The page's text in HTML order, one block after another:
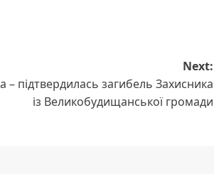
Next:
– підтвердилась загибель Захисника
із Великобудищанської громади